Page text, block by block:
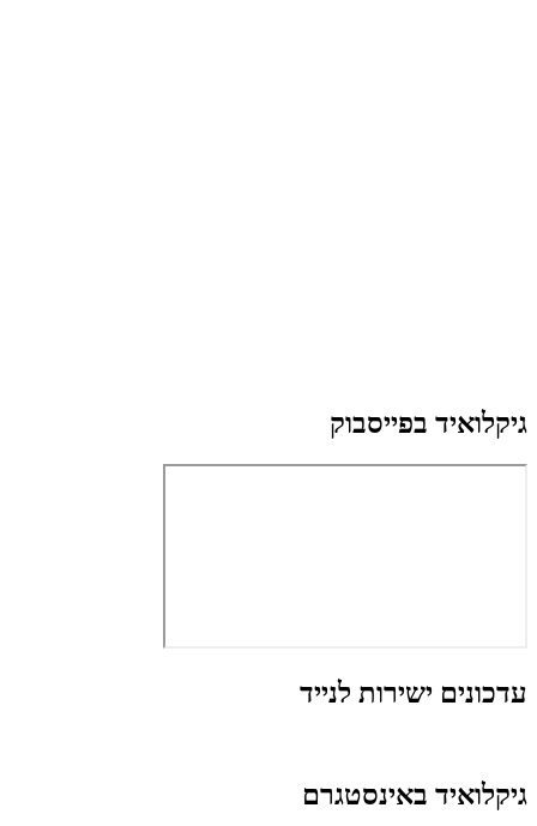
גיקלואיד בפייסבוק
עדכונים ישירות לנייד
גיקלואיד באינסטגרם